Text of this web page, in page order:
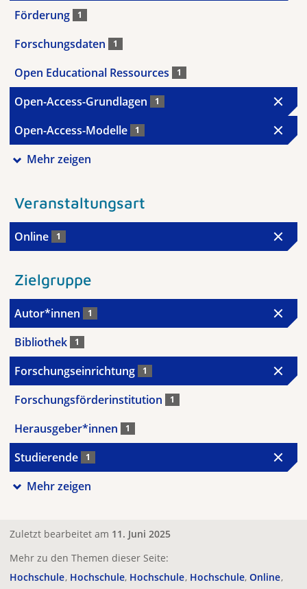
Förderung 1
Forschungsdaten 1
Open Educational Ressources 1
Open-Access-Grundlagen 1
Open-Access-Modelle 1
Mehr zeigen
Veranstaltungsart
Online 1
Zielgruppe
Autor*innen 1
Bibliothek 1
Forschungseinrichtung 1
Forschungsförderinstitution 1
Herausgeber*innen 1
Studierende 1
Mehr zeigen
Zuletzt bearbeitet am 11. Juni 2025
Mehr zu den Themen dieser Seite:
Hochschule Hochschule Hochschule Hochschule Online